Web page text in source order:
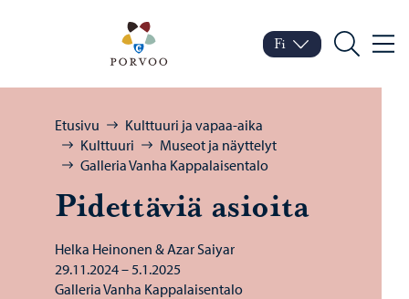
Porvoo – Siirry
Vaihda kieltä
Nykyinen kieli: Suomi
Fi
Hae
Selaa:
Etusivu
Kulttuuri ja vapaa-aika
Kulttuuri
Museot ja näyttelyt
Galleria Vanha Kappalaisentalo
Pi­det­tä­viä asioi­ta
Helka Heinonen & Azar Saiyar
29.11.2024 – 5.1.2025
Galleria Vanha Kappalaisentalo